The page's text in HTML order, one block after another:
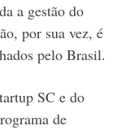
a gestão do
por sua vez, é
pelo Brasil.
SC e do
de